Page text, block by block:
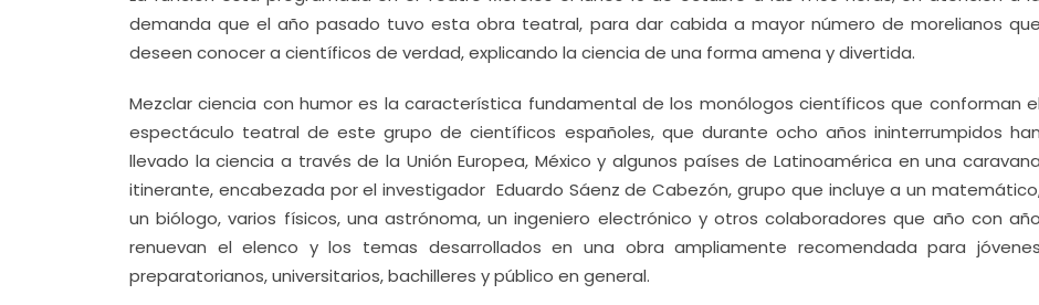
demanda que el año pasado tuvo esta obra teatral, para dar cabida a mayor número de morelianos que
deseen conocer a científicos de verdad, explicando la ciencia de una forma amena y divertida.
Mezclar ciencia con humor es la característica fundamental de los monólogos científicos que conforman el
espectáculo teatral de este grupo de científicos españoles, que durante ocho años ininterrumpidos han
llevado la ciencia a través de la Unión Europea, México y algunos países de Latinoamérica en una caravana
itinerante, encabezada por el investigador Eduardo Sáenz de Cabezón, grupo que incluye a un
un biólogo, varios físicos, una astrónoma, un ingeniero electrónico y otros colaboradores que año con año
renuevan el elenco y los temas desarrollados en una obra ampliamente recomendada para jóvenes
preparatorianos, universitarios, bachilleres y público en general.